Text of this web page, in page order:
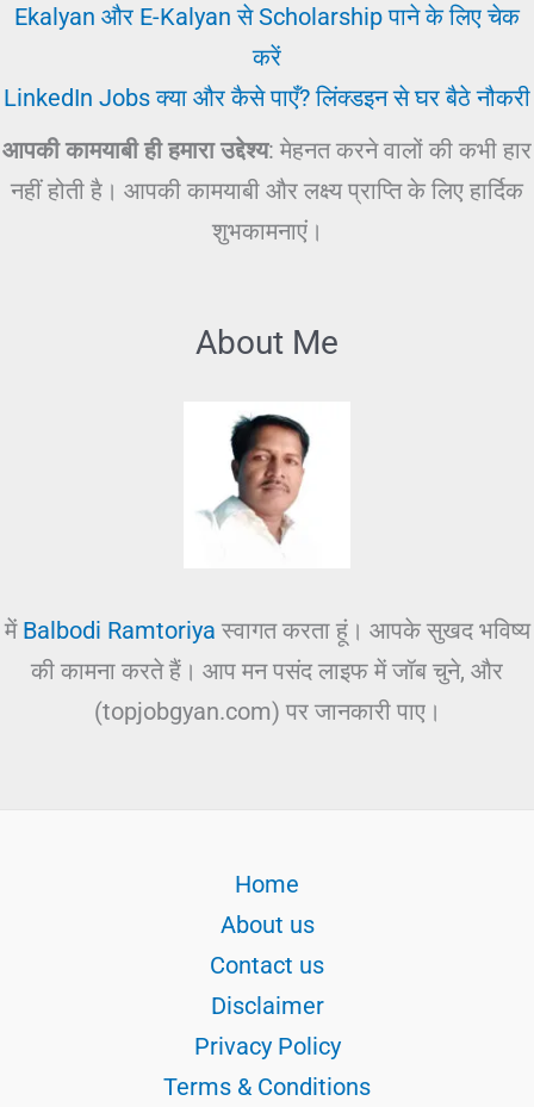
Ekalyan और E-Kalyan से Scholarship पाने के लिए चेक
करें
LinkedIn Jobs क्या और कैसे पाएँ? लिंक्डइन से घर बैठे नौकरी
आपकी कामयाबी ही हमारा उद्देश्य: मेहनत करने वालों की कभी हार
नहीं होती है। आपकी कामयाबी और लक्ष्य प्राप्ति के लिए हार्दिक
शुभकामनाएं।
About Me
में Balbodi Ramtoriya स्वागत करता हूं। आपके सुखद भविष्य
की कामना करते हैं। आप मन पसंद लाइफ में जॉब चुने, और
(topjobgyan.com) पर जानकारी पाए।
Home
About us
Contact us
Disclaimer
Privacy Policy
Terms & Conditions